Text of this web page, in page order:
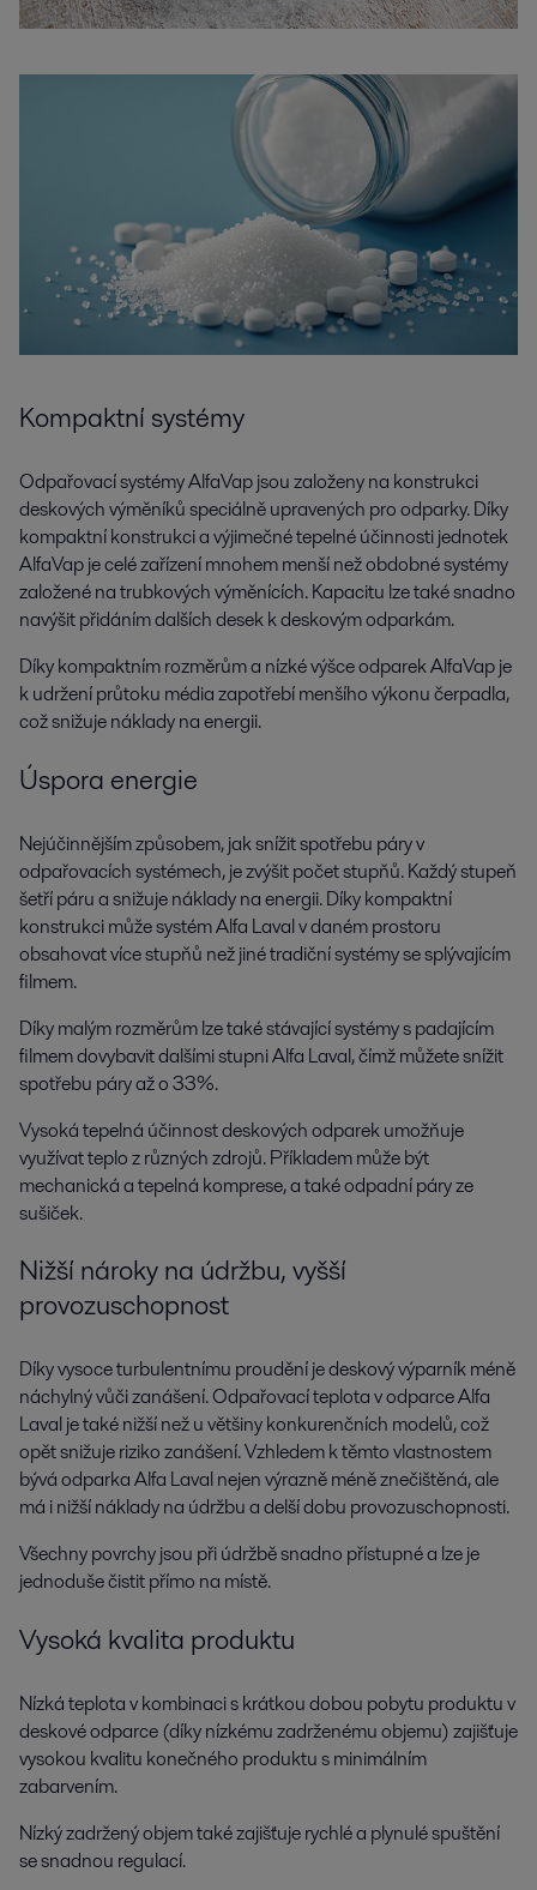
Kompaktní systémy
Odpařovací systémy AlfaVap jsou založeny na konstrukci
deskových výměníků speciálně upravených pro odparky. Díky
kompaktní konstrukci a výjimečné tepelné účinnosti jednotek
AlfaVap je celé zařízení mnohem menší než obdobné systémy
založené na trubkových výměnících. Kapacitu lze také snadno
navýšit přidáním dalších desek k deskovým odparkám.
Díky kompaktním rozměrům a nízké výšce odparek AlfaVap je
k udržení průtoku média zapotřebí menšího výkonu čerpadla,
což snižuje náklady na energii.
Úspora energie
Nejúčinnějším způsobem, jak snížit spotřebu páry v
odpařovacích systémech, je zvýšit počet stupňů. Každý stupeň
šetří páru a snižuje náklady na energii. Díky kompaktní
konstrukci může systém Alfa Laval v daném prostoru
obsahovat více stupňů než jiné tradiční systémy se splývajícím
filmem.
Díky malým rozměrům lze také stávající systémy s padajícím
filmem dovybavit dalšími stupni Alfa Laval, čímž můžete snížit
spotřebu páry až o 33%.
Vysoká tepelná účinnost deskových odparek umožňuje
využívat teplo z různých zdrojů. Příkladem může být
mechanická a tepelná komprese, a také odpadní páry ze
sušiček.
Nižší nároky na údržbu, vyšší
provozuschopnost
Díky vysoce turbulentnímu proudění je deskový výparník méně
náchylný vůči zanášení. Odpařovací teplota v odparce Alfa
Laval je také nižší než u většiny konkurenčních modelů, což
opět snižuje riziko zanášení. Vzhledem k těmto vlastnostem
bývá odparka Alfa Laval nejen výrazně méně znečištěná, ale
má i nižší náklady na údržbu a delší dobu provozuschopnosti.
Všechny povrchy jsou při údržbě snadno přístupné a lze je
jednoduše čistit přímo na místě.
Vysoká kvalita produktu
Nízká teplota v kombinaci s krátkou dobou pobytu produktu v
deskové odparce (díky nízkému zadrženému objemu) zajišťuje
vysokou kvalitu konečného produktu s minimálním
zabarvením.
Nízký zadržený objem také zajišťuje rychlé a plynulé spuštění
se snadnou regulací.